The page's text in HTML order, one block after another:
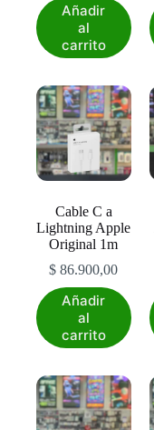
Añadir
al
carrito
Cable C a
Lightning Apple
Original 1m
$ 86.900,00
Añadir
al
carrito